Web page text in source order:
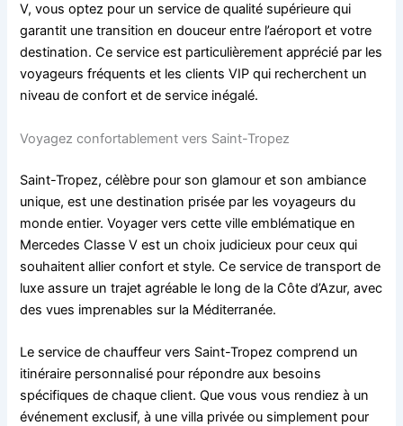
V, vous optez pour un service de qualité supérieure qui
garantit une transition en douceur entre l’aéroport et votre
destination. Ce service est particulièrement apprécié par les
voyageurs fréquents et les clients VIP qui recherchent un
niveau de confort et de service inégalé.
Voyagez confortablement vers Saint-Tropez
Saint-Tropez, célèbre pour son glamour et son ambiance
unique, est une destination prisée par les voyageurs du
monde entier. Voyager vers cette ville emblématique en
Mercedes Classe V est un choix judicieux pour ceux qui
souhaitent allier confort et style. Ce service de transport de
luxe assure un trajet agréable le long de la Côte d’Azur, avec
des vues imprenables sur la Méditerranée.
Le service de chauffeur vers Saint-Tropez comprend un
itinéraire personnalisé pour répondre aux besoins
spécifiques de chaque client. Que vous vous rendiez à un
événement exclusif, à une villa privée ou simplement pour